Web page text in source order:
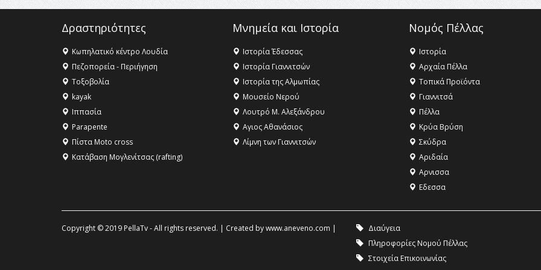
Δραστηριότητες
Κωπηλατικό κέντρο Λουδία
Πεζοπορεία - Περιήγηση
Τοξοβολία
kayak
Ιππασία
Parapente
Πίστα Moto cross
Κατάβαση Μογλενίτσας (rafting)
Μνημεία και Ιστορία
Ιστορία Έδεσσας
Ιστορία Γιαννιτσών
Ιστορία της Αλμωπίας
Μουσείο Νερού
Λουτρό Μ. Αλεξάνδρου
Αγιος Αθανάσιος
Λίμνη των Γιαννιτσών
Νομός Πέλλας
Ιστορία
Αρχαία Πέλλα
Τοπικά Προϊόντα
Γιαννιτσά
Πέλλα
Κρύα Βρύση
Σκύδρα
Αριδαία
Aρνισσα
Eδεσσα
Copyright © 2019 PellaTv - All rights reserved. | Created bywww.aneveno.com | Διαύγεια
Πληροφορίες Νομού Πέλλας
Στοιχεία Επικοινωνίας